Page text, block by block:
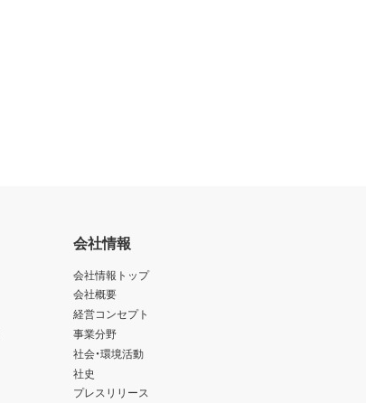
会社情報
会社情報トップ
会社概要
経営コンセプト
事業分野
社会・環境活動
社史
プレスリリース